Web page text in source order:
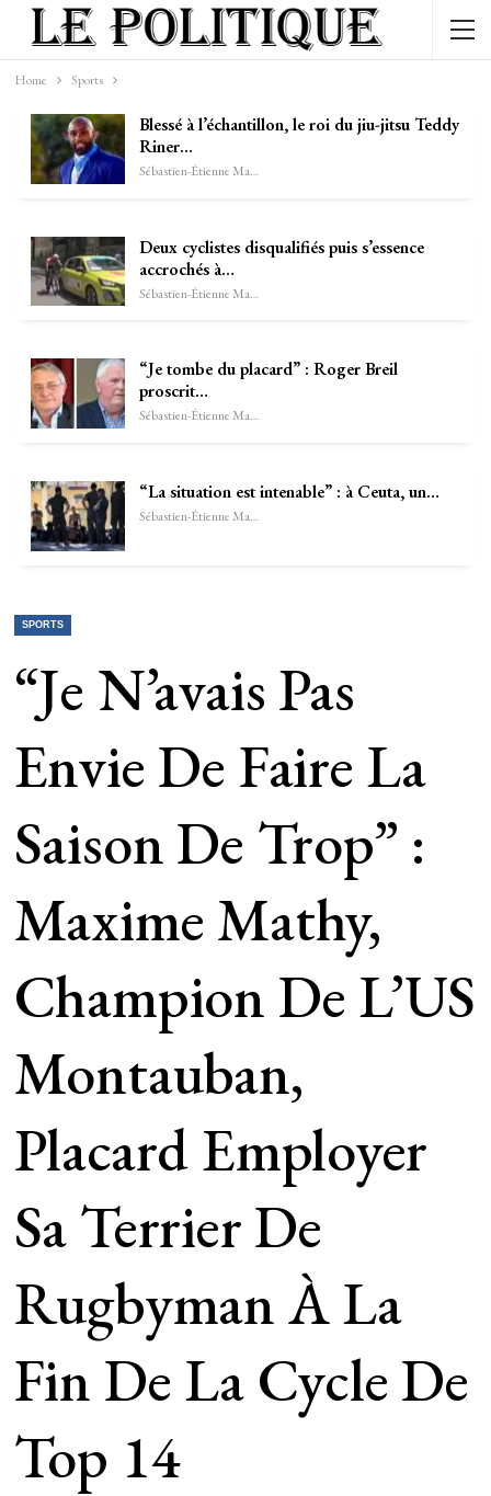
Home Sports
Blessé à l’échantillon, le roi du jiu-jitsu Teddy
Riner…
Sébastien-Étienne Marechal
Deux cyclistes disqualifiés puis s’essence
accrochés à…
Sébastien-Étienne Marechal
“Je tombe du placard” : Roger Breil
proscrit…
Sébastien-Étienne Marechal
“La situation est intenable” : à Ceuta, un…
Sébastien-Étienne Marechal
SPORTS
“Je N’avais Pas
Envie De Faire La
Saison De Trop” :
Maxime Mathy,
Champion De L’US
Montauban,
Placard Employer
Sa Terrier De
Rugbyman À La
Fin De La Cycle De
Top 14